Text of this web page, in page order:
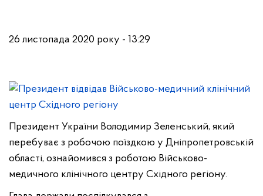
26 листопада 2020 року - 13:29
Президент України Володимир Зеленський, який
перебуває з робочою поїздкою у Дніпропетровській
області, ознайомився з роботою Військово-
медичного клінічного центру Східного регіону.